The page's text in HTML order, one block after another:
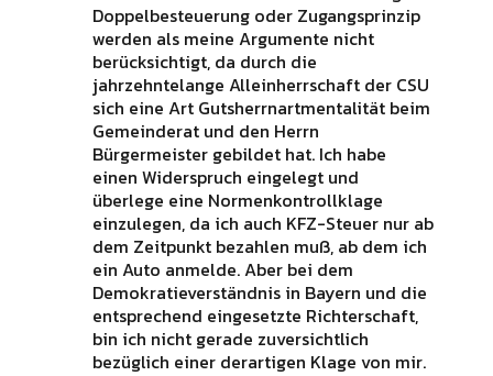
Doppelbesteuerung oder Zugangsprinzip
werden als meine Argumente nicht
berücksichtigt, da durch die
jahrzehntelange Alleinherrschaft der CSU
sich eine Art Gutsherrnartmentalität beim
Gemeinderat und den Herrn
Bürgermeister gebildet hat. Ich habe
einen Widerspruch eingelegt und
überlege eine Normenkontrollklage
einzulegen, da ich auch KFZ-Steuer nur ab
dem Zeitpunkt bezahlen muß, ab dem ich
ein Auto anmelde. Aber bei dem
Demokratieverständnis in Bayern und die
entsprechend eingesetzte Richterschaft,
bin ich nicht gerade zuversichtlich
bezüglich einer derartigen Klage von mir.